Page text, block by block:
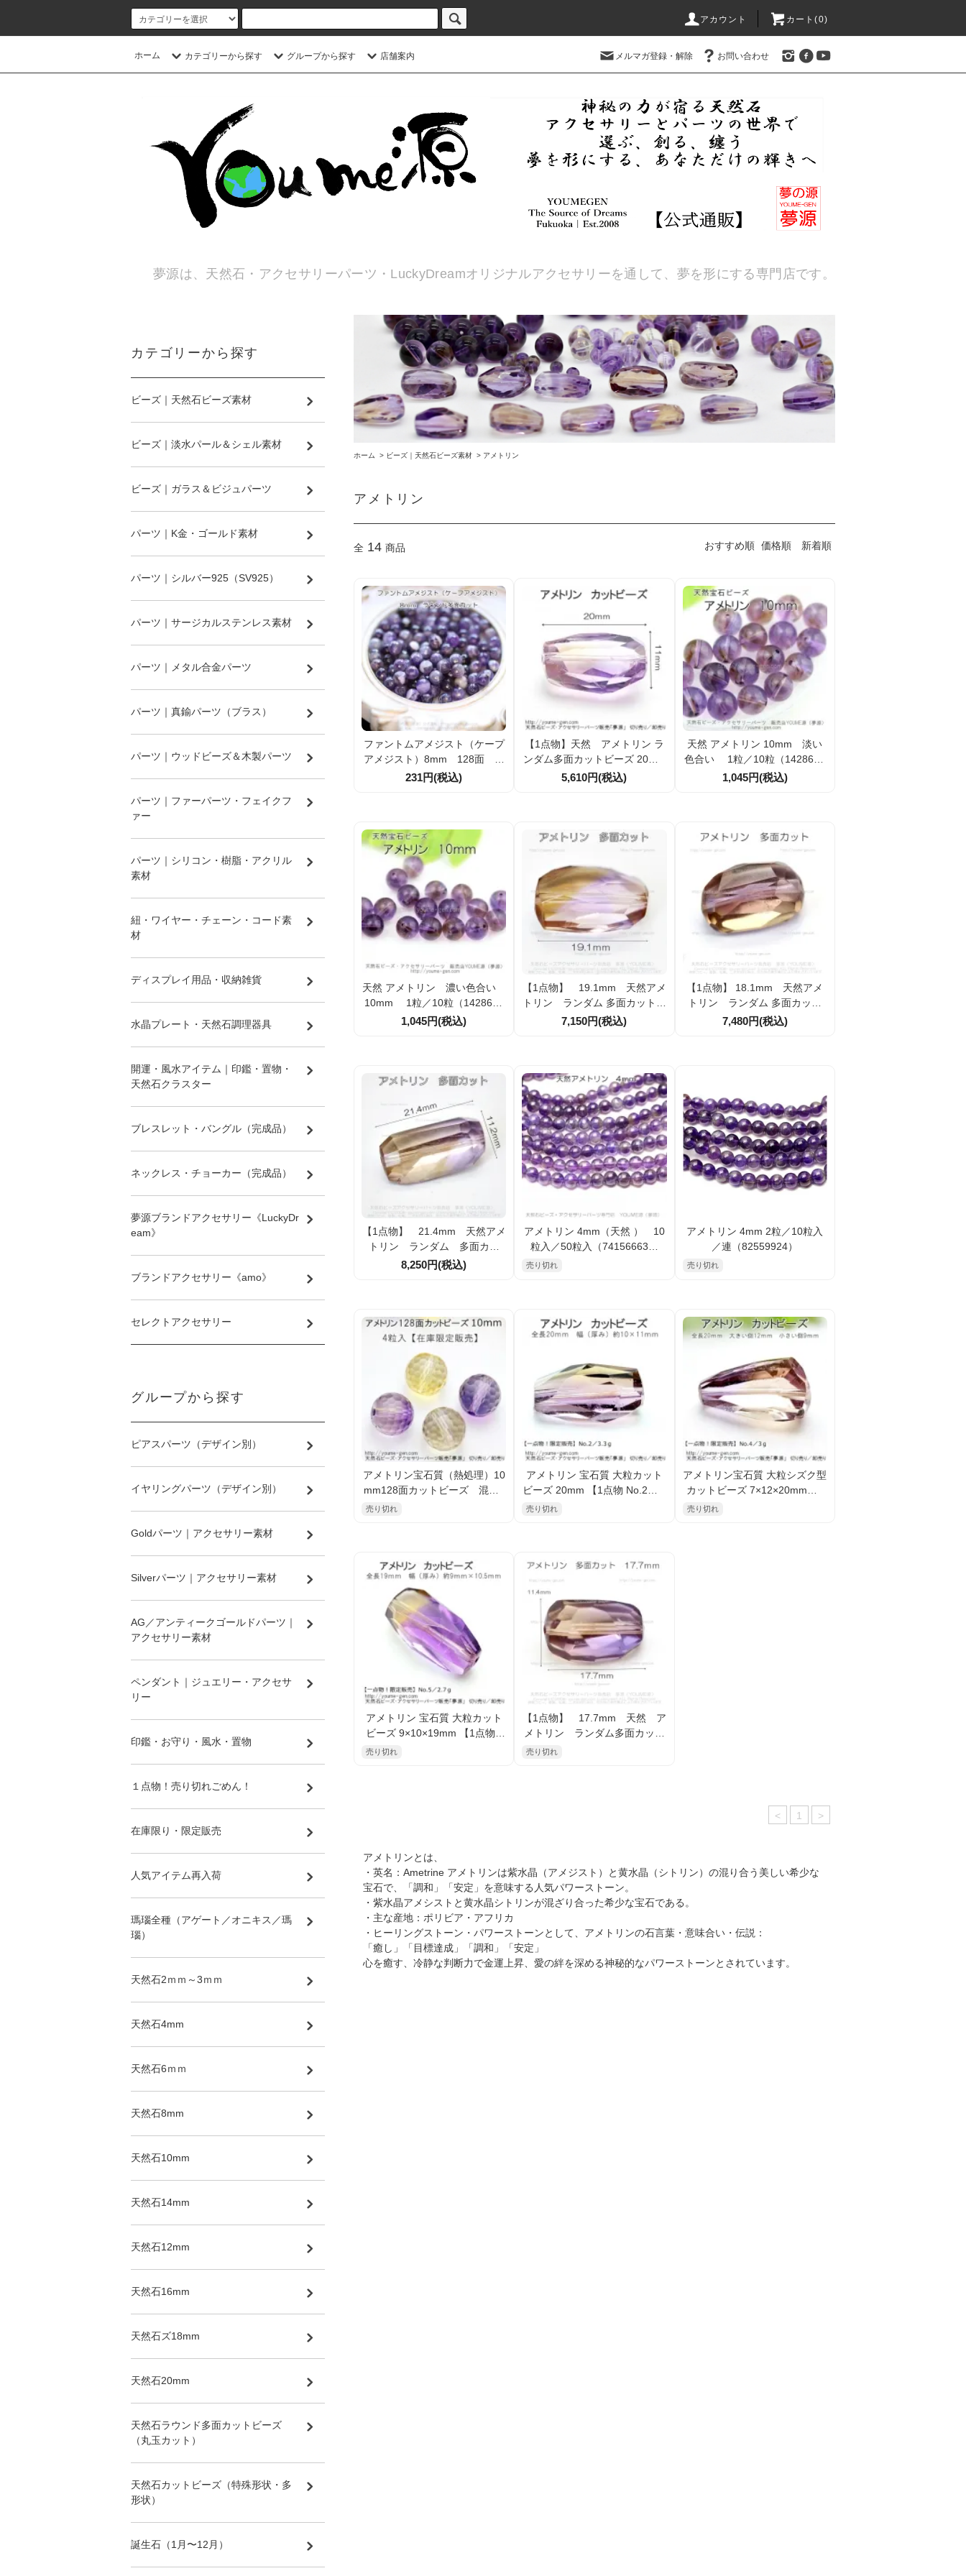
アカウント カート(0)
ホーム カテゴリーから探す グループから探す 店舗案内 メルマガ登録・解除 お問い合わせ
夢源は、天然石・アクセサリーパーツ・LuckyDreamオリジナルアクセサリーを通して、夢を形にする専門店です。
ホーム > ビーズ｜天然石ビーズ素材 > アメトリン
アメトリン
全 14 商品 おすすめ順 価格順 新着順
ファントムアメジスト（ケープ
アメジスト）8mm 128面 多
面カットビーズ 2粒／20粒（25
231円(税込)
【1点物】天然 アメトリン ラ
ンダム多面カットビーズ 20mm
（122324486）
5,610円(税込)
天然 アメトリン 10mm 淡い
色合い 1粒／10粒（1428601
28）
1,045円(税込)
天然 アメトリン 濃い色合い
10mm 1粒／10粒（1428607
35）
1,045円(税込)
【1点物】 19.1mm 天然アメ
トリン ランダム 多面カット
ビーズ（175655309）
7,150円(税込)
【1点物】 18.1mm 天然アメ
トリン ランダム 多面カット
ビーズ （175656531）
7,480円(税込)
【1点物】 21.4mm 天然アメ
トリン ランダム 多面カッ
ト ビーズ （175728128）
8,250円(税込)
アメトリン 4mm（天然 ） 10
粒入／50粒入（74156663）
売り切れ
アメトリン 4mm 2粒／10粒入
／連（82559924）
売り切れ
アメトリン宝石質（熱処理）10
mm128面カットビーズ 混色5
粒入（122322271）
売り切れ
アメトリン 宝石質 大粒カット
ビーズ 20mm 【1点物 No.2／3.
3ｇ】（122325138）
売り切れ
アメトリン宝石質 大粒シズク型
カットビーズ 7×12×20mm【1
点物No.4／3ｇ】（12232554
売り切れ
アメトリン 宝石質 大粒カット
ビーズ 9×10×19mm 【1点物N
o.5 ／2.7ｇ】（122325982）
売り切れ
【1点物】 17.7mm 天然 ア
メトリン ランダム多面カット
ビーズ （175600159）
売り切れ
< 1 >
アメトリンとは、
・英名：Ametrine アメトリンは紫水晶（アメジスト）と黄水晶（シトリン）の混り合う美しい希少な
宝石で、「調和」「安定」を意味する人気パワーストーン。
・紫水晶アメシストと黄水晶シトリンが混ざり合った希少な宝石である。
・主な産地：ポリビア・アフリカ
・ヒーリングストーン・パワーストーンとして、アメトリンの石言葉・意味合い・伝説：
「癒し」「目標達成」「調和」「安定」
心を癒す、冷静な判断力で金運上昇、愛の絆を深める神秘的なパワーストーンとされています。
カテゴリーから探す
ビーズ｜天然石ビーズ素材
ビーズ｜淡水パール＆シェル素材
ビーズ｜ガラス＆ビジュパーツ
パーツ｜K金・ゴールド素材
パーツ｜シルバー925（SV925）
パーツ｜サージカルステンレス素材
パーツ｜メタル合金パーツ
パーツ｜真鍮パーツ（ブラス）
パーツ｜ウッドビーズ＆木製パーツ
パーツ｜ファーパーツ・フェイクフ
ァー
パーツ｜シリコン・樹脂・アクリル
素材
紐・ワイヤー・チェーン・コード素
材
ディスプレイ用品・収納雑貨
水晶プレート・天然石調理器具
開運・風水アイテム｜印鑑・置物・
天然石クラスター
ブレスレット・バングル（完成品）
ネックレス・チョーカー（完成品）
夢源ブランドアクセサリー《LuckyDr
eam》
ブランドアクセサリー《amo》
セレクトアクセサリー
グループから探す
ピアスパーツ（デザイン別）
イヤリングパーツ（デザイン別）
Goldパーツ｜アクセサリー素材
Silverパーツ｜アクセサリー素材
AG／アンティークゴールドパーツ｜
アクセサリー素材
ペンダント｜ジュエリー・アクセサ
リー
印鑑・お守り・風水・置物
１点物！売り切れごめん！
在庫限り・限定販売
人気アイテム再入荷
瑪瑙全種（アゲート／オニキス／瑪
瑙）
天然石2ｍｍ～3ｍｍ
天然石4mm
天然石6ｍｍ
天然石8mm
天然石10mm
天然石14mm
天然石12mm
天然石16mm
天然石ズ18mm
天然石20mm
天然石ラウンド多面カットビーズ
（丸玉カット）
天然石カットビーズ（特殊形状・多
形状）
誕生石（1月〜12月）